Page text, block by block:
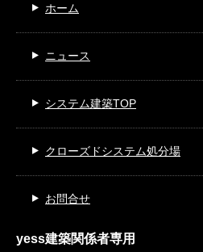
ホーム
ニュース
システム建築TOP
クローズドシステム処分場
お問合せ
yess建築関係者専用